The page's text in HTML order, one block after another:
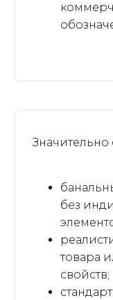
без
товара
свойств;